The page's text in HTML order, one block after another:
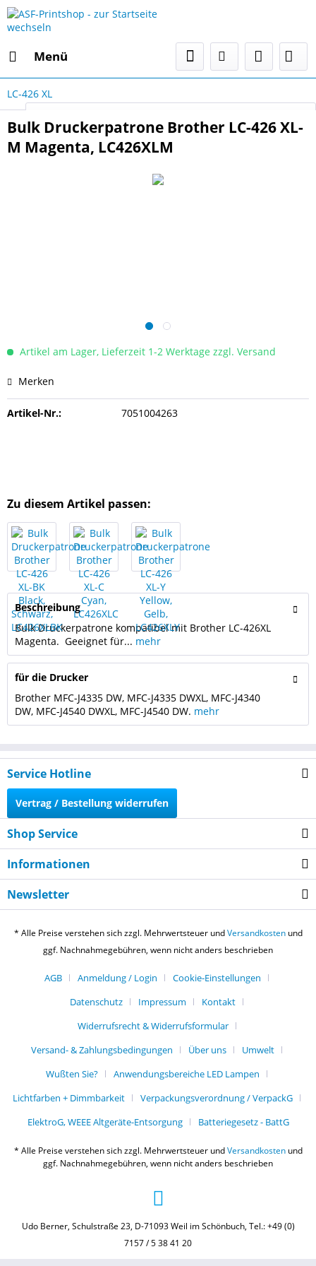
Menü
Select Language
LC-426 XL
Bulk Druckerpatrone Brother LC-426 XL-
M Magenta, LC426XLM
Artikel am Lager, Lieferzeit 1-2 Werktage zzgl. Versand
Merken
Artikel-Nr.: 7051004263
Zu diesem Artikel passen:
Beschreibung
Bulk Druckerpatrone kompatibel mit Brother LC-426XL
Magenta. Geeignet für... mehr
für die Drucker
Brother MFC-J4335 DW, MFC-J4335 DWXL, MFC-J4340
DW, MFC-J4540 DWXL, MFC-J4540 DW. mehr
Service Hotline
Vertrag / Bestellung widerrufen
Shop Service
Informationen
Newsletter
* Alle Preise verstehen sich zzgl. Mehrwertsteuer undVersandkostenund
ggf. Nachnahmegebühren, wenn nicht anders beschrieben
AGB Anmeldung / Login
Cookie-Einstellungen
Datenschutz
Impressum
Kontakt
Widerrufsrecht & Widerrufsformular
Versand- & Zahlungsbedingungen
Über uns
Umwelt
Wußten Sie?
Anwendungsbereiche LED Lampen
Lichtfarben + Dimmbarkeit
Verpackungsverordnung / VerpackG
ElektroG, WEEE Altgeräte-Entsorgung
Batteriegesetz - BattG
* Alle Preise verstehen sich zzgl. Mehrwertsteuer undVersandkostenund
ggf. Nachnahmegebühren, wenn nicht anders beschrieben
Udo Berner, Schulstraße 23, D-71093 Weil im Schönbuch, Tel.: +49 (0)
7157 / 5 38 41 20